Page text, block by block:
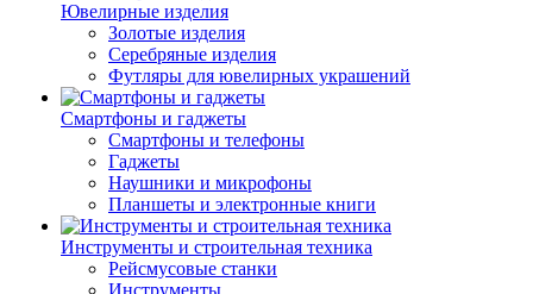
Ювелирные изделия
Золотые изделия
Серебряные изделия
Футляры для ювелирных украшений
Смартфоны и гаджеты
Смартфоны и телефоны
Гаджеты
Наушники и микрофоны
Планшеты и электронные книги
Инструменты и строительная техника
Рейсмусовые станки
Инструменты